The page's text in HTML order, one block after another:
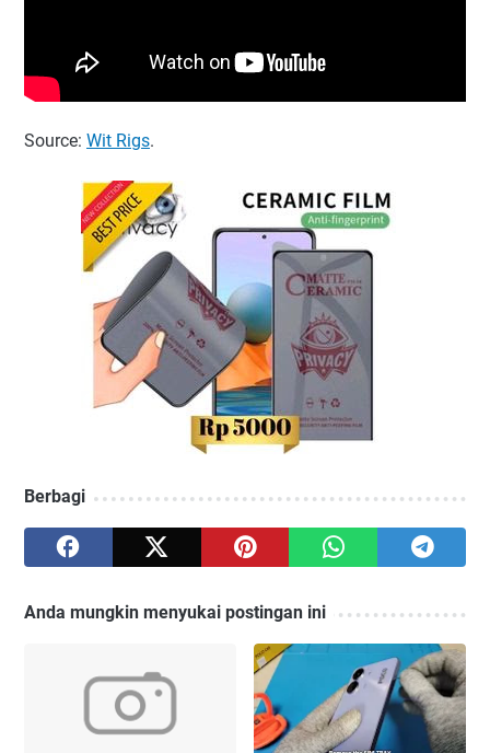
Source: Wit Rigs.
Berbagi
Anda mungkin menyukai postingan ini